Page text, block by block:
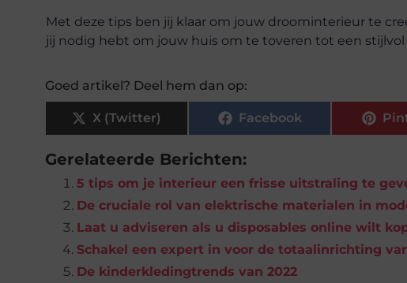
Met deze tips ben jij klaar om jouw droominterieur te
jij nodig hebt om jouw huis om te toveren tot een
Goed artikel? Deel hem dan op:
X (Twitter) Facebook
Gerelateerde Berichten:
5 tips om je interieur een frisse uitstraling te
De cruciale rol van elektrische materialen in
Laat u adviseren als u disposables online wilt
Schakel een expert in voor de totaalinrichting
De kinderkledingtrends van 2022